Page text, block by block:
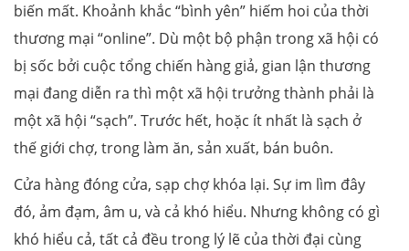
biến mất. Khoảnh khắc “bình yên” hiếm hoi của thời
thương mại “online”. Dù một bộ phận trong xã hội có
bị sốc bởi cuộc tổng chiến hàng giả, gian lận thương
mại đang diễn ra thì một xã hội trưởng thành phải là
một xã hội “sạch”. Trước hết, hoặc ít nhất là sạch ở
thế giới chợ, trong làm ăn, sản xuất, bán buôn.
Cửa hàng đóng cửa, sạp chợ khóa lại. Sự im lìm đây
đó, ảm đạm, âm u, và cả khó hiểu. Nhưng không có gì
khó hiểu cả, tất cả đều trong lý lẽ của thời đại cùng